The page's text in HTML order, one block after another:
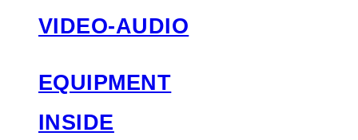
VIDEO-AUDIO
EQUIPMENT
INSIDE